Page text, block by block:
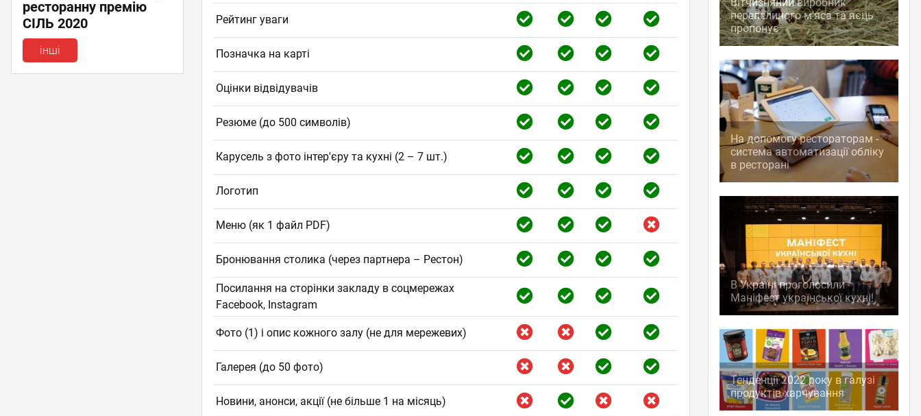
ресторанну премію
СІЛЬ 2020
інші
Рейтинг уваги
Позначка на карті
Оцінки відвідувачів
Резюме (до 500 символів)
Карусель з фото інтер'єру та кухні (2 – 7 шт.)
Логотип
Меню (як 1 файл PDF)
Бронювання столика (через партнера – Рестон)
Посилання на сторінки закладу в соцмережах
Facebook, Instagram
Фото (1) і опис кожного залу (не для мережевих)
Галерея (до 50 фото)
Новини, анонси, акції (не більше 1 на місяць)
Вітчизняний виробник
перепелиного м'яса та яєць
пропонує
На допомогу рестораторам -
система автоматизації обліку
в ресторані
В Україні проголосили
Маніфест української кухні!
Тенденції 2022 року в галузі
продуктів харчування